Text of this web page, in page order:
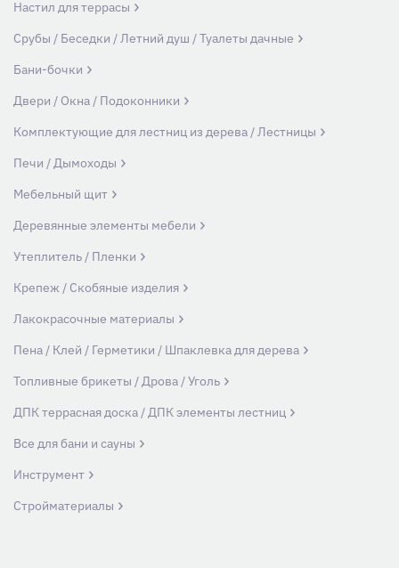
Настил для террасы
Срубы / Беседки / Летний душ / Туалеты дачные
Бани-бочки
Двери / Окна / Подоконники
Комплектующие для лестниц из дерева / Лестницы
Печи / Дымоходы
Мебельный щит
Деревянные элементы мебели
Утеплитель / Пленки
Крепеж / Скобяные изделия
Лакокрасочные материалы
Пена / Клей / Герметики / Шпаклевка для дерева
Топливные брикеты / Дрова / Уголь
ДПК террасная доска / ДПК элементы лестниц
Все для бани и сауны
Инструмент
Стройматериалы